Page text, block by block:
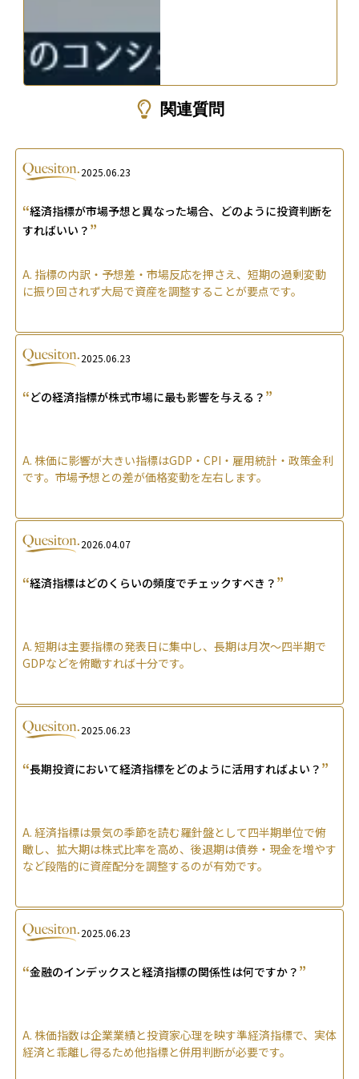
関連質問
2025.06.23
“経済指標が市場予想と異なった場合、どのように投資判断を
すればいい？ ”
A. 指標の内訳・予想差・市場反応を押さえ、短期の過剰変動
に振り回されず大局で資産を調整することが要点です。
2025.06.23
“どの経済指標が株式市場に最も影響を与える？ ”
A. 株価に影響が大きい指標はGDP・CPI・雇用統計・政策金利
です。市場予想との差が価格変動を左右します。
2026.04.07
“経済指標はどのくらいの頻度でチェックすべき？ ”
A. 短期は主要指標の発表日に集中し、長期は月次〜四半期で
GDPなどを俯瞰すれば十分です。
2025.06.23
“長期投資において経済指標をどのように活用すればよい？ ”
A. 経済指標は景気の季節を読む羅針盤として四半期単位で俯
瞰し、拡大期は株式比率を高め、後退期は債券・現金を増やす
など段階的に資産配分を調整するのが有効です。
2025.06.23
“金融のインデックスと経済指標の関係性は何ですか？ ”
A. 株価指数は企業業績と投資家心理を映す準経済指標で、実体
経済と乖離し得るため他指標と併用判断が必要です。